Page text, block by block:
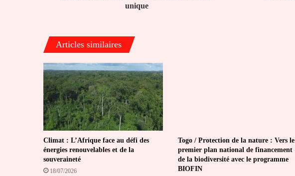
unique
Articles similaires
Climat : L’Afrique face au défi des
énergies renouvelables et de la
souveraineté
18/07/2026
Togo / Protection de la nature : Vers le
premier plan national de financement
de la biodiversité avec le programme
BIOFIN